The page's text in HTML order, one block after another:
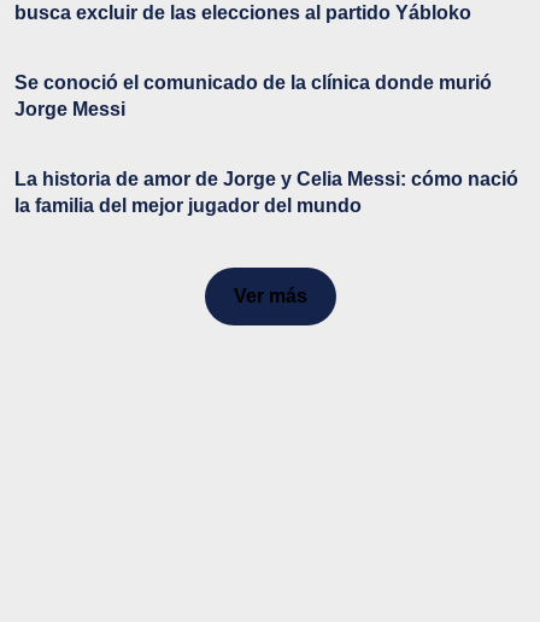
busca excluir de las elecciones al partido Yábloko
Se conoció el comunicado de la clínica donde murió
Jorge Messi
La historia de amor de Jorge y Celia Messi: cómo nació
la familia del mejor jugador del mundo
Ver más